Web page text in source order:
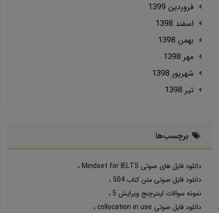
فروردین 1399
اسفند 1398
بهمن 1398
مهر 1398
شهریور 1398
تير 1398
برچسب‌ها
دانلود فایل های صوتی Mindset for IELTS
دانلود فایل صوتی متن کتاب 504
نمونه سوالات اینترچنج ویرایش 5
دانلود فایل صوتی collocation in use